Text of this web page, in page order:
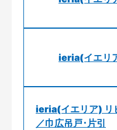
ieria(イエリ
ieria(イエリア) リ
／巾広吊戸･片引